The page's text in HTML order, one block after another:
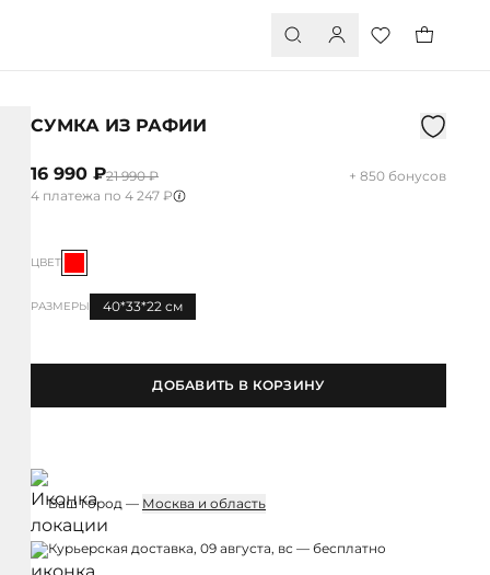
СУМКА ИЗ РАФИИ
16 990 ₽21 990 ₽
+ 850 бонусов
4 платежа по 4 247 ₽
ЦВЕТ
РАЗМЕРЫ 40*33*22 см
ДОБАВИТЬ В КОРЗИНУ
Ваш город — Москва и область
Курьерская доставка, 09 августа, вс — бесплатно